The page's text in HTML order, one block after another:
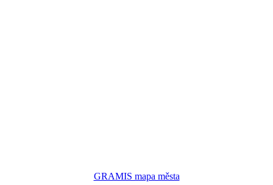
GRAMIS mapa města